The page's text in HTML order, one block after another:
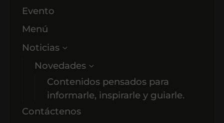
Evento
Menú
Noticias
Novedades
Contenidos pensados para
informarle, inspirarle y guiarle.
Contáctenos